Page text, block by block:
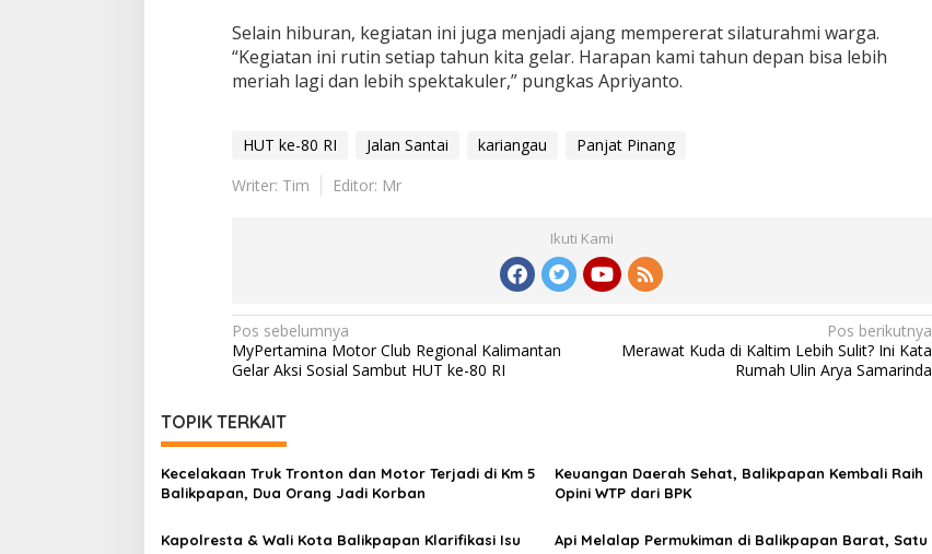
Selain hiburan, kegiatan ini juga menjadi ajang mempererat silaturahmi warga.
“Kegiatan ini rutin setiap tahun kita gelar. Harapan kami tahun depan bisa lebih
meriah lagi dan lebih spektakuler,” pungkas Apriyanto.
HUT ke-80 RI Jalan Santai kariangau
Panjat Pinang
Writer: Tim
Editor: Mr
Ikuti Kami
Navigasi
pos
Pos sebelumnya
MyPertamina Motor Club Regional Kalimantan
Gelar Aksi Sosial Sambut HUT ke-80 RI
Pos berikutnya
Merawat Kuda di Kaltim Lebih Sulit? Ini Kata
Rumah Ulin Arya Samarinda
TOPIK TERKAIT
Kecelakaan Truk Tronton dan Motor Terjadi di Km 5
Balikpapan, Dua Orang Jadi Korban
Keuangan Daerah Sehat, Balikpapan Kembali Raih
Opini WTP dari BPK
Kapolresta & Wali Kota Balikpapan Klarifikasi Isu
Api Melalap Permukiman di Balikpapan Barat, Satu